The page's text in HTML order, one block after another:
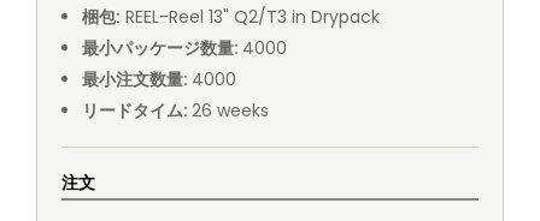
梱包: REEL-Reel 13" Q2/T3 in Drypack
最小パッケージ数量: 4000
最小注文数量: 4000
リードタイム: 26 weeks
注文